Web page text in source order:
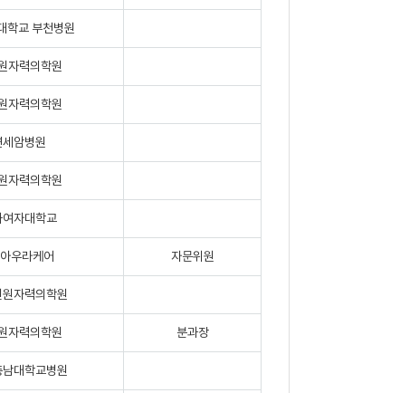
학교 부천병원
자력의학원
자력의학원
세암병원
자력의학원
여자대학교
우라케어 자문위원
자력의학원
자력의학원 분과장
대학교병원